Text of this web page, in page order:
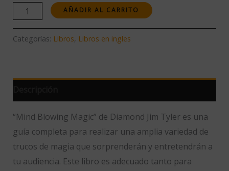
AÑADIR AL CARRITO
Categorías: Libros, Libros en ingles
“Mind Blowing Magic” de Diamond Jim Tyler es una
guía completa para realizar una amplia variedad de
trucos de magia que sorprenderán y entretendrán a
tu audiencia. Este libro es adecuado tanto para